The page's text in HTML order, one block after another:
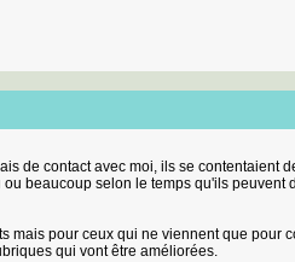
de contact avec moi, ils se contentaient
beaucoup selon le temps qu'ils peuvent
mais pour ceux qui ne viennent que pour
qui vont être améliorées.